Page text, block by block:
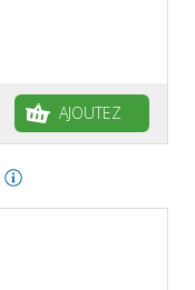
AJOUTEZ